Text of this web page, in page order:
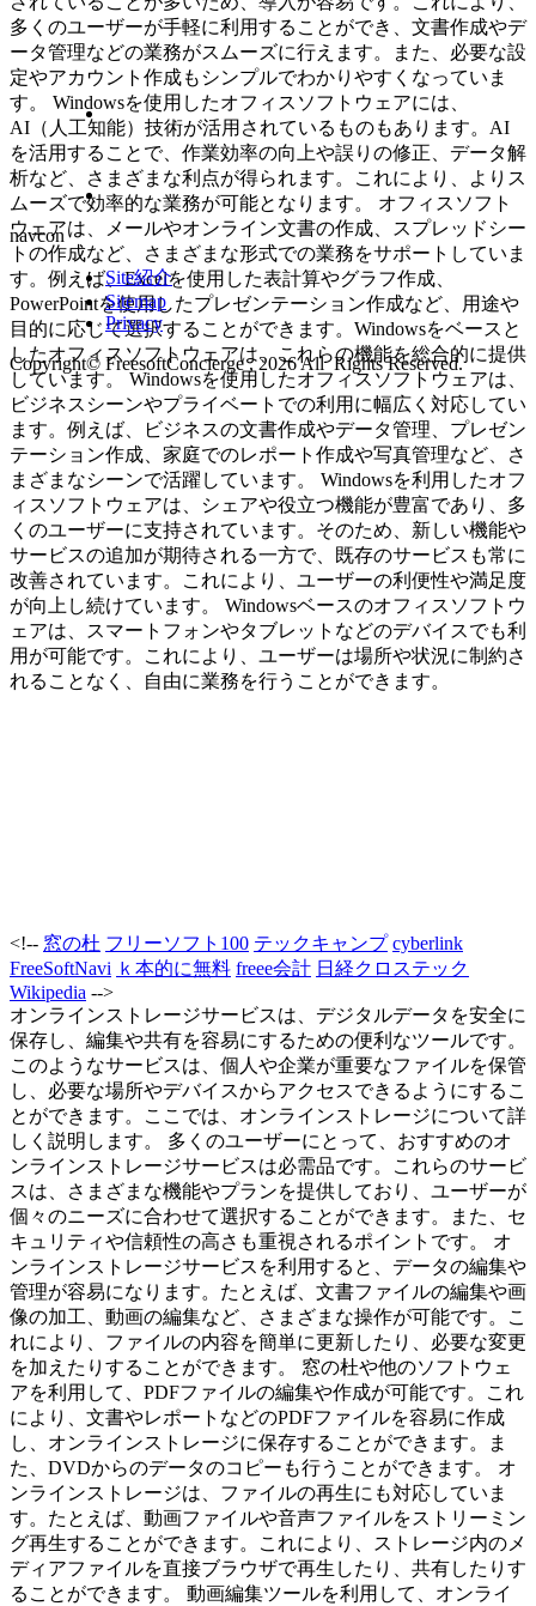
多くのユーザーが手軽に利用することができ、文書作成やデ
ータ管理などの業務がスムーズに行えます。また、必要な設
定やアカウント作成もシンプルでわかりやすくなっていま
す。 Windowsを使用したオフィスソフトウェアには、
AI（人工知能）技術が活用されているものもあります。AI
を活用することで、作業効率の向上や誤りの修正、データ解
析など、さまざまな利点が得られます。これにより、よりス
ムーズで効率的な業務が可能となります。 オフィスソフト
ウェアは、メールやオンライン文書の作成、スプレッドシー
トの作成など、さまざまな形式での業務をサポートしていま
す。例えば、Excelを使用した表計算やグラフ作成、
PowerPointを使用したプレゼンテーション作成など、用途や
目的に応じて選択することができます。Windowsをベースと
したオフィスソフトウェアは、これらの機能を総合的に提供
しています。 Windowsを使用したオフィスソフトウェアは、
ビジネスシーンやプライベートでの利用に幅広く対応してい
ます。例えば、ビジネスの文書作成やデータ管理、プレゼン
テーション作成、家庭でのレポート作成や写真管理など、さ
まざまなシーンで活躍しています。 Windowsを利用したオフ
ィスソフトウェアは、シェアや役立つ機能が豊富であり、多
くのユーザーに支持されています。そのため、新しい機能や
サービスの追加が期待される一方で、既存のサービスも常に
改善されています。これにより、ユーザーの利便性や満足度
が向上し続けています。 Windowsベースのオフィスソフトウ
ェアは、スマートフォンやタブレットなどのデバイスでも利
用が可能です。これにより、ユーザーは場所や状況に制約さ
れることなく、自由に業務を行うことができます。
<!-- 窓の杜 フリーソフト100 テックキャンプ cyberlink
FreeSoftNavi ｋ本的に無料 freee会計 日経クロステック
Wikipedia -->
オンラインストレージサービスは、デジタルデータを安全に
保存し、編集や共有を容易にするための便利なツールです。
このようなサービスは、個人や企業が重要なファイルを保管
し、必要な場所やデバイスからアクセスできるようにするこ
とができます。ここでは、オンラインストレージについて詳
しく説明します。 多くのユーザーにとって、おすすめのオ
ンラインストレージサービスは必需品です。これらのサービ
スは、さまざまな機能やプランを提供しており、ユーザーが
個々のニーズに合わせて選択することができます。また、セ
キュリティや信頼性の高さも重視されるポイントです。 オ
ンラインストレージサービスを利用すると、データの編集や
管理が容易になります。たとえば、文書ファイルの編集や画
像の加工、動画の編集など、さまざまな操作が可能です。こ
れにより、ファイルの内容を簡単に更新したり、必要な変更
を加えたりすることができます。 窓の杜や他のソフトウェ
アを利用して、PDFファイルの編集や作成が可能です。これ
により、文書やレポートなどのPDFファイルを容易に作成
し、オンラインストレージに保存することができます。ま
た、DVDからのデータのコピーも行うことができます。 オ
ンラインストレージは、ファイルの再生にも対応していま
す。たとえば、動画ファイルや音声ファイルをストリーミン
グ再生することができます。これにより、ストレージ内のメ
ディアファイルを直接ブラウザで再生したり、共有したりす
ることができます。 動画編集ツールを利用して、オンライ
navcon
Site紹介
Sitemap
Privacy
Copyright© FreesoftConcierge , 2026 All Rights Reserved.